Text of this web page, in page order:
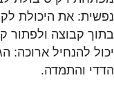
נפשית: את היכולת
בתוך קבוצה ולפתור
יכול להנחיל ארוכה:
הדדי והתמדה.